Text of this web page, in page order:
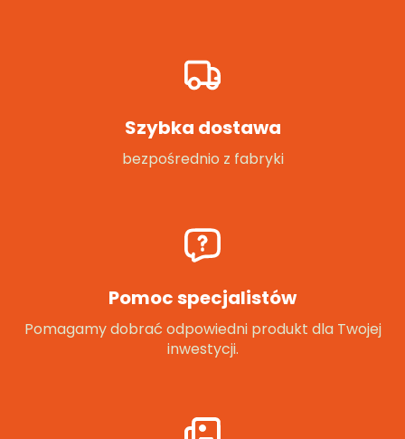
Szybka dostawa
bezpośrednio z fabryki
Pomoc specjalistów
Pomagamy dobrać odpowiedni produkt dla Twojej
inwestycji.